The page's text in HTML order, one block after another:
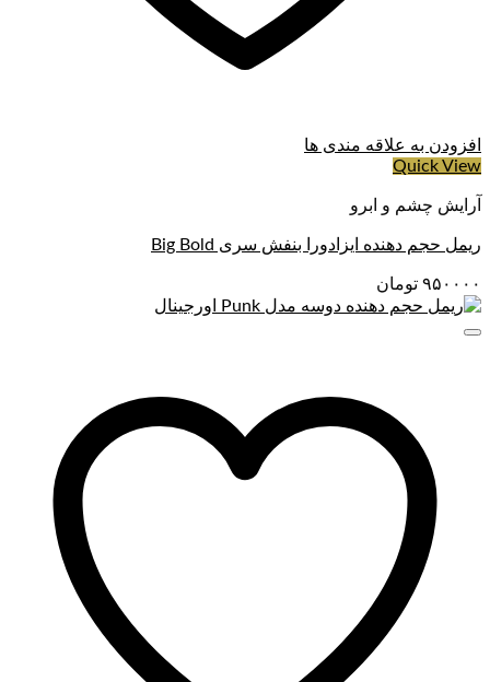
افزودن به علاقه مندی ها
Quick View
آرایش چشم و ابرو
ریمل حجم دهنده ایزادورا بنفش سری Big Bold
۹۵۰۰۰۰ تومان